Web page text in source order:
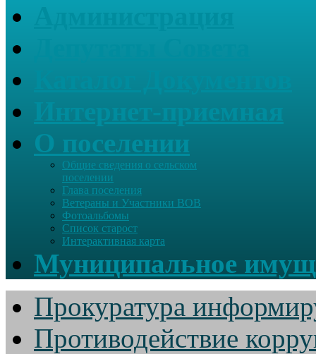
О поселении
Общие сведения о сельском
поселении
Глава поселения
Ветераны и Участники ВОВ
Фотоальбомы
Список старост
Интерактивная карта
Муниципальное
Прокуратура
Противодействие